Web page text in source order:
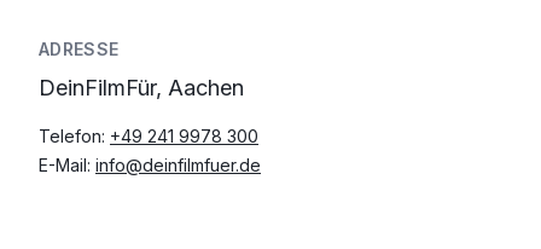
ADRESSE
DeinFilmFür, Aachen
Telefon: +49 241 9978 300
E-Mail: info@deinfilmfuer.de